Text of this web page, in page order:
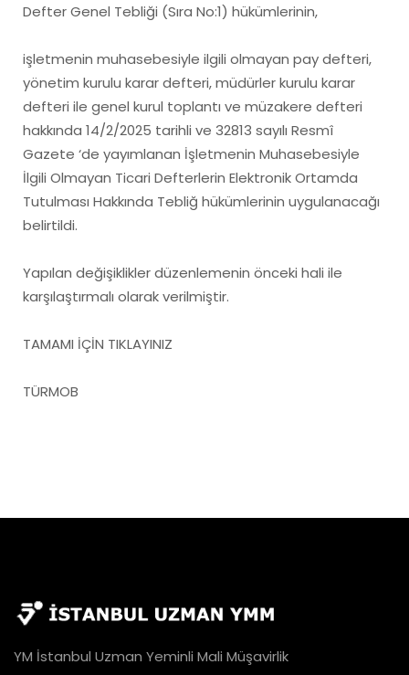
Defter Genel Tebliği (Sıra No:1) hükümlerinin,
işletmenin muhasebesiyle ilgili olmayan pay defteri,
yönetim kurulu karar defteri, müdürler kurulu karar
defteri ile genel kurul toplantı ve müzakere defteri
hakkında 14/2/2025 tarihli ve 32813 sayılı Resmî
Gazete ‘de yayımlanan İşletmenin Muhasebesiyle
İlgili Olmayan Ticari Defterlerin Elektronik Ortamda
Tutulması Hakkında Tebliğ hükümlerinin uygulanacağı
belirtildi.
Yapılan değişiklikler düzenlemenin önceki hali ile
karşılaştırmalı olarak verilmiştir.
TAMAMI İÇİN TIKLAYINIZ
TÜRMOB
YM İstanbul Uzman Yeminli Mali Müşavirlik